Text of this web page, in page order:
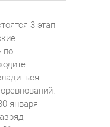
3 этап
по
января